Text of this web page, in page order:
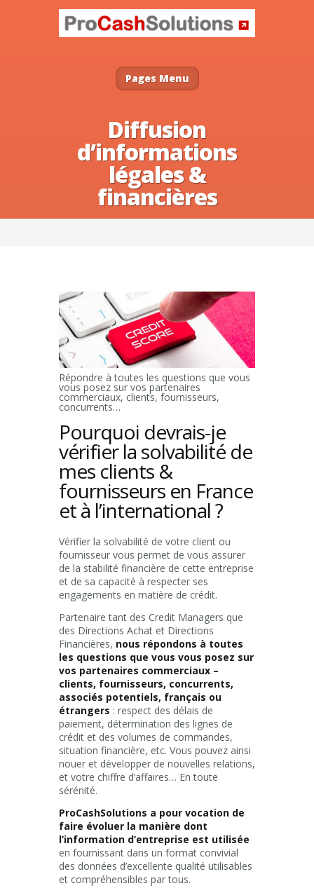
Pages Menu
Diffusion
d’informations
légales &
financières
Répondre à toutes les questions que vous
vous posez sur vos partenaires
commerciaux, clients, fournisseurs,
concurrents…
Pourquoi devrais-je
vérifier la solvabilité de
mes clients &
fournisseurs en France
et à l’international ?
Vérifier la solvabilité de votre client ou
fournisseur vous permet de vous assurer
de la stabilité financière de cette entreprise
et de sa capacité à respecter ses
engagements en matière de crédit.
Partenaire tant des Credit Managers que
des Directions Achat et Directions
Financières, nous répondons à toutes
les questions que vous vous posez sur
vos partenaires commerciaux –
clients, fournisseurs, concurrents,
associés potentiels, français ou
étrangers : respect des délais de
paiement, détermination des lignes de
crédit et des volumes de commandes,
situation financière, etc. Vous pouvez ainsi
nouer et développer de nouvelles relations,
et votre chiffre d’affaires… En toute
sérénité.
ProCashSolutions a pour vocation de
faire évoluer la manière dont
l’information d’entreprise est utilisée
en fournissant dans un format convivial
des données d’excellente qualité utilisables
et compréhensibles par tous.